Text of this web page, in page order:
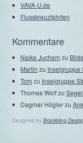
VAVA-U.de
Flusskreuzfahrten
Kommentare
Naike Juchemzu
Martin zu Inselgruppe
Tom zu Inselgruppe
Thomas Wolfzu
Dagmar Höglerzu
Designed by Brambling